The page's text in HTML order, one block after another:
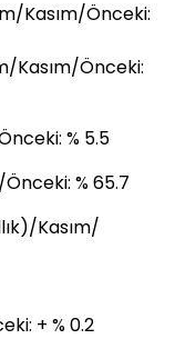
Kasım/Önceki:
Kasım/Önceki:
% 5.5
% 65.7
Kasım/
+ % 0.2